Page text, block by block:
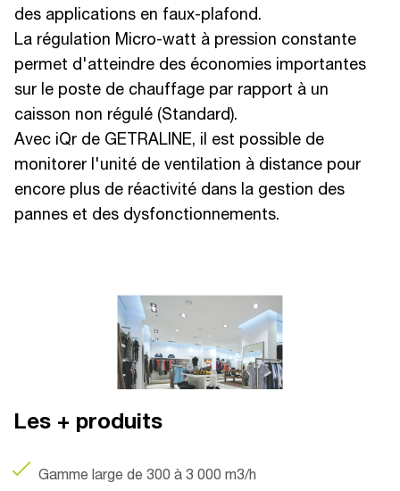
des applications en faux-plafond.
La régulation Micro-watt à pression constante
permet d'atteindre des économies importantes
sur le poste de chauffage par rapport à un
caisson non régulé (Standard).
Avec iQr de GETRALINE, il est possible de
monitorer l'unité de ventilation à distance pour
encore plus de réactivité dans la gestion des
pannes et des dysfonctionnements.
Les + produits
Gamme large de 300 à 3 000 m3/h